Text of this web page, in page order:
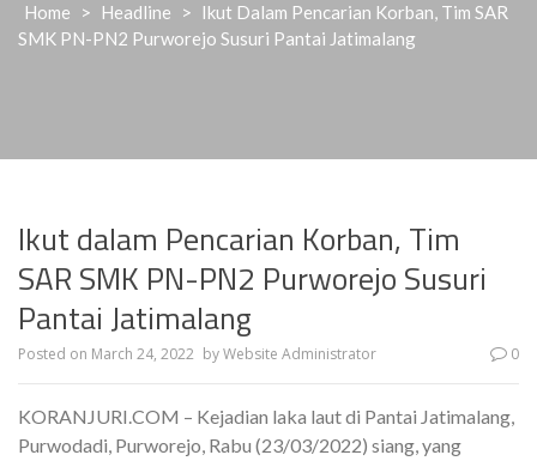
Home > Headline >
Ikut Dalam Pencarian Korban, Tim SAR
SMK PN-PN2 Purworejo Susuri Pantai Jatimalang
Ikut dalam Pencarian Korban, Tim
SAR SMK PN-PN2 Purworejo Susuri
Pantai Jatimalang
Posted on March 24, 2022 byWebsite Administrator 0
KORANJURI.COM – Kejadian laka laut di Pantai Jatimalang,
Purwodadi, Purworejo, Rabu (23/03/2022) siang, yang